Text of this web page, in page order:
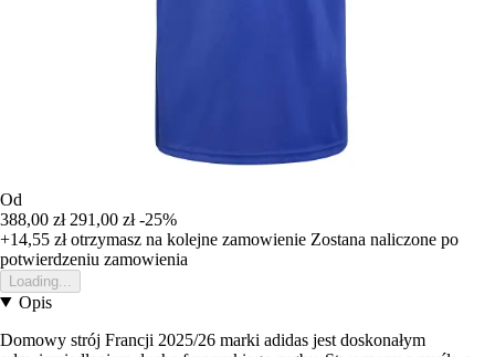
Od
388,00 zł 291,00 zł -25%
+14,55 złotrzymasz na kolejne zamowienie Zostana naliczone po
potwierdzeniu zamowienia
Loading...
Opis
Domowy strój Francji 2025/26 marki adidas jest doskonałym